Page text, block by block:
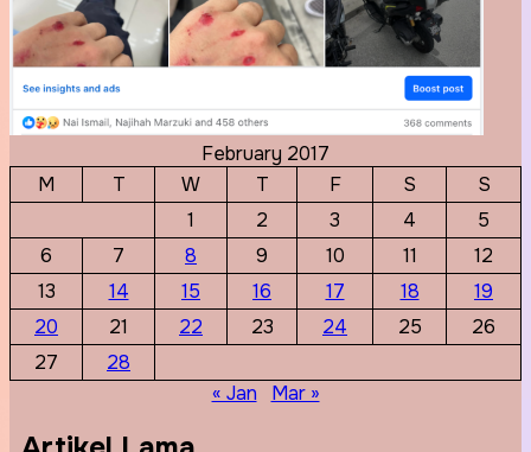
February 2017
M
T W T F S
S
1
2 3 4
5
6
7 8 9 10 11
12
13
14 15 16 17 18
19
20
21 22 23 24 25
26
27
28
« Jan
Mar »